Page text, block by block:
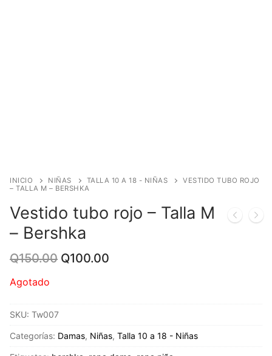
INICIO NIÑAS TALLA 10 A 18 - NIÑAS
VESTIDO TUBO ROJO
– TALLA M – BERSHKA
Vestido tubo rojo – Talla M
– Bershka
Q150.00 Original
Q100.00
Agotado
SKU: Tw007
Categorías: Damas, Niñas, Talla 10 a 18 - Niñas